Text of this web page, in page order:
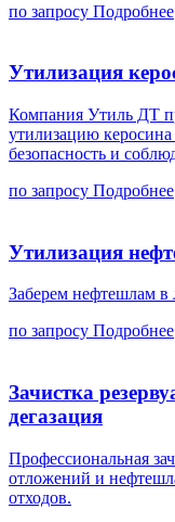
по запросу Подробнее
Утилизация
Компания Утиль ДТ
утилизацию
безопасность и
по запросу Подробнее
Утилизация
Заберем нефтешлам в
по запросу Подробнее
Зачистка
дегазация
Профессиональная
отложений и
отходов.